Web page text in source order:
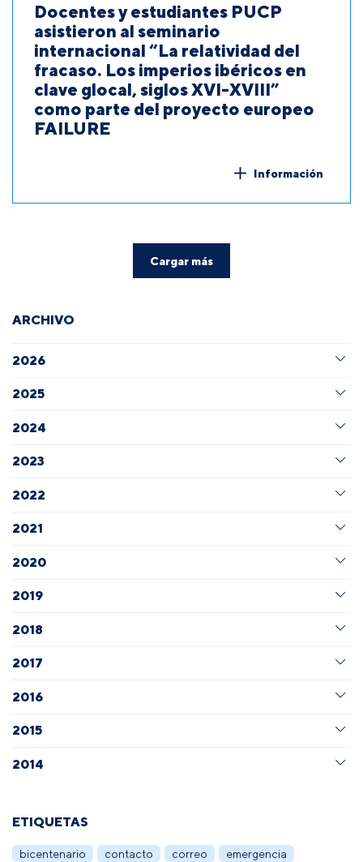
Docentes y estudiantes PUCP
asistieron al seminario
internacional “La relatividad del
fracaso. Los imperios ibéricos en
clave glocal, siglos XVI-XVIII”
como parte del proyecto europeo
FAILURE
Información
Cargar más
ARCHIVO
2026
2025
2024
2023
2022
2021
2020
2019
2018
2017
2016
2015
2014
ETIQUETAS
bicentenario contacto correo
emergencia